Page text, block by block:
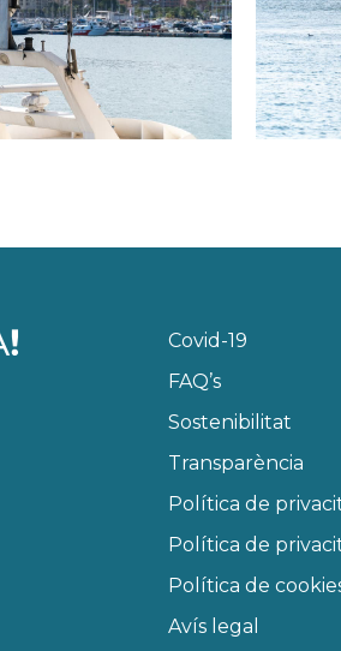
Covid-19
FAQ’s
Sostenibilitat
Transparència
Política de
Política de
Política de
Avís legal